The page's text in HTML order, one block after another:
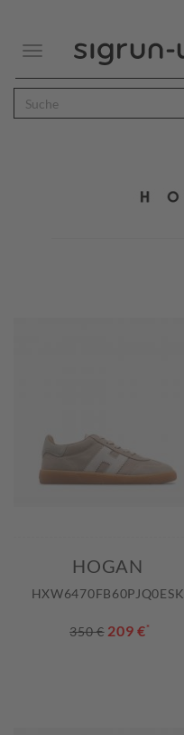
Toggle
HOGAN
HXW6470FB60PJQ0ESK
350 € 209 €*